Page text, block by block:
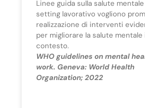
Linee guida sulla salute
setting lavorativo vogliono
realizzazione di interventi
per migliorare la salute mentale
contesto.
WHO guidelines on mental
work. Geneva: World Health
Organization; 2022